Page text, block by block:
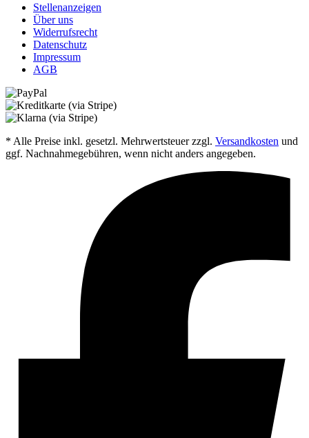
Stellenanzeigen
Über uns
Widerrufsrecht
Datenschutz
Impressum
AGB
* Alle Preise inkl. gesetzl. Mehrwertsteuer zzgl. Versandkosten und
ggf. Nachnahmegebühren, wenn nicht anders angegeben.